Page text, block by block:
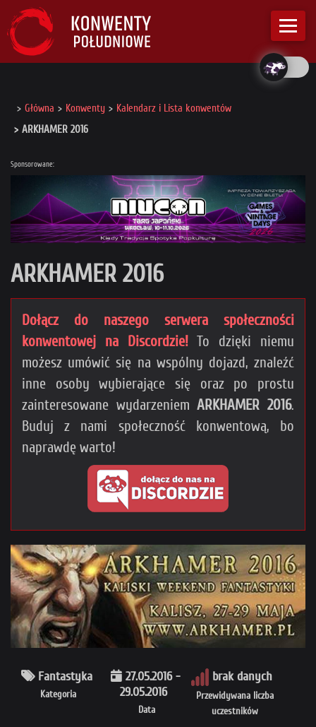
Główna Konwenty
Kalendarz i Lista konwentów
ARKHAMER 2016
Sponsorowane:
ARKHAMER 2016
Dołącz do naszego serwera społeczności
konwentowej na Discordzie!To dzięki niemu
możesz umówić się na wspólny dojazd, znaleźć
inne osoby wybierające się oraz po prostu
zainteresowane wydarzeniemARKHAMER 2016.
Buduj z nami społeczność konwentową, bo
naprawdę warto!
Kategoria
Fantastyka
Data
27.05.2016 -
29.05.2016
Przewidywana liczba
uczestników
brak danych